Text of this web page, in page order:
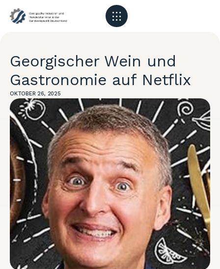
Georgischer Wein und
Gastronomie auf Netflix
OKTOBER 26, 2025